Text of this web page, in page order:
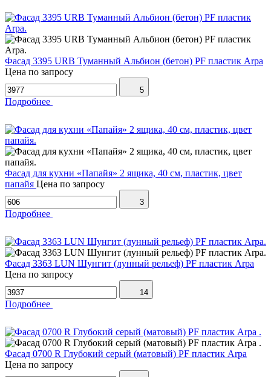
Фасад 3395 URB Туманный Альбион (бетон) PF пластик Arpa
Цена по запросу
5
Подробнее
Фасад для кухни «Папайя» 2 ящика, 40 см, пластик, цвет
папайя Цена по запросу
3
Подробнее
Фасад 3363 LUN Шунгит (лунный рельеф) PF пластик Arpa
Цена по запросу
14
Подробнее
Фасад 0700 R Глубокий серый (матовый) PF пластик Arpa
Цена по запросу